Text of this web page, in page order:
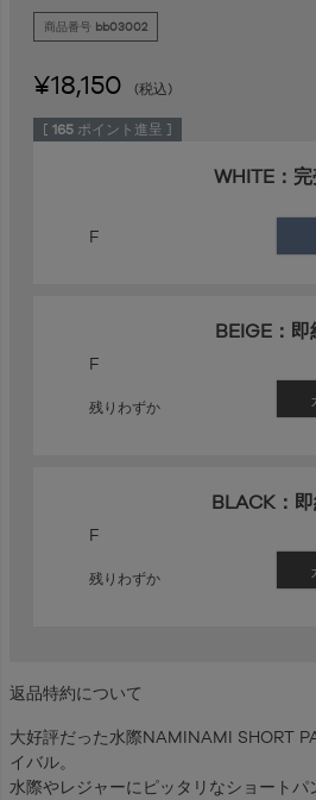
商品番号 bb03002
¥18,150 税込
[ 165 ポイント進呈 ]
WHITE：完
F
BEIGE：即
F
残りわずか
BLACK：
F
残りわずか
返品特約について
大好評だった水際NAMINAMI SHORT
イバル。
水際やレジャーにピッタリなショートパ